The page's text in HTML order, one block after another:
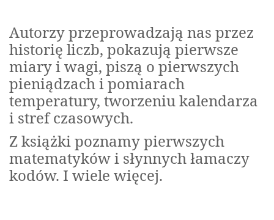
Autorzy przeprowadzają nas przez
historię liczb, pokazują pierwsze
miary i wagi, piszą o pierwszych
pieniądzach i pomiarach
temperatury, tworzeniu kalendarza
i stref czasowych.
Z książki poznamy pierwszych
matematyków i słynnych łamaczy
kodów. I wiele więcej.